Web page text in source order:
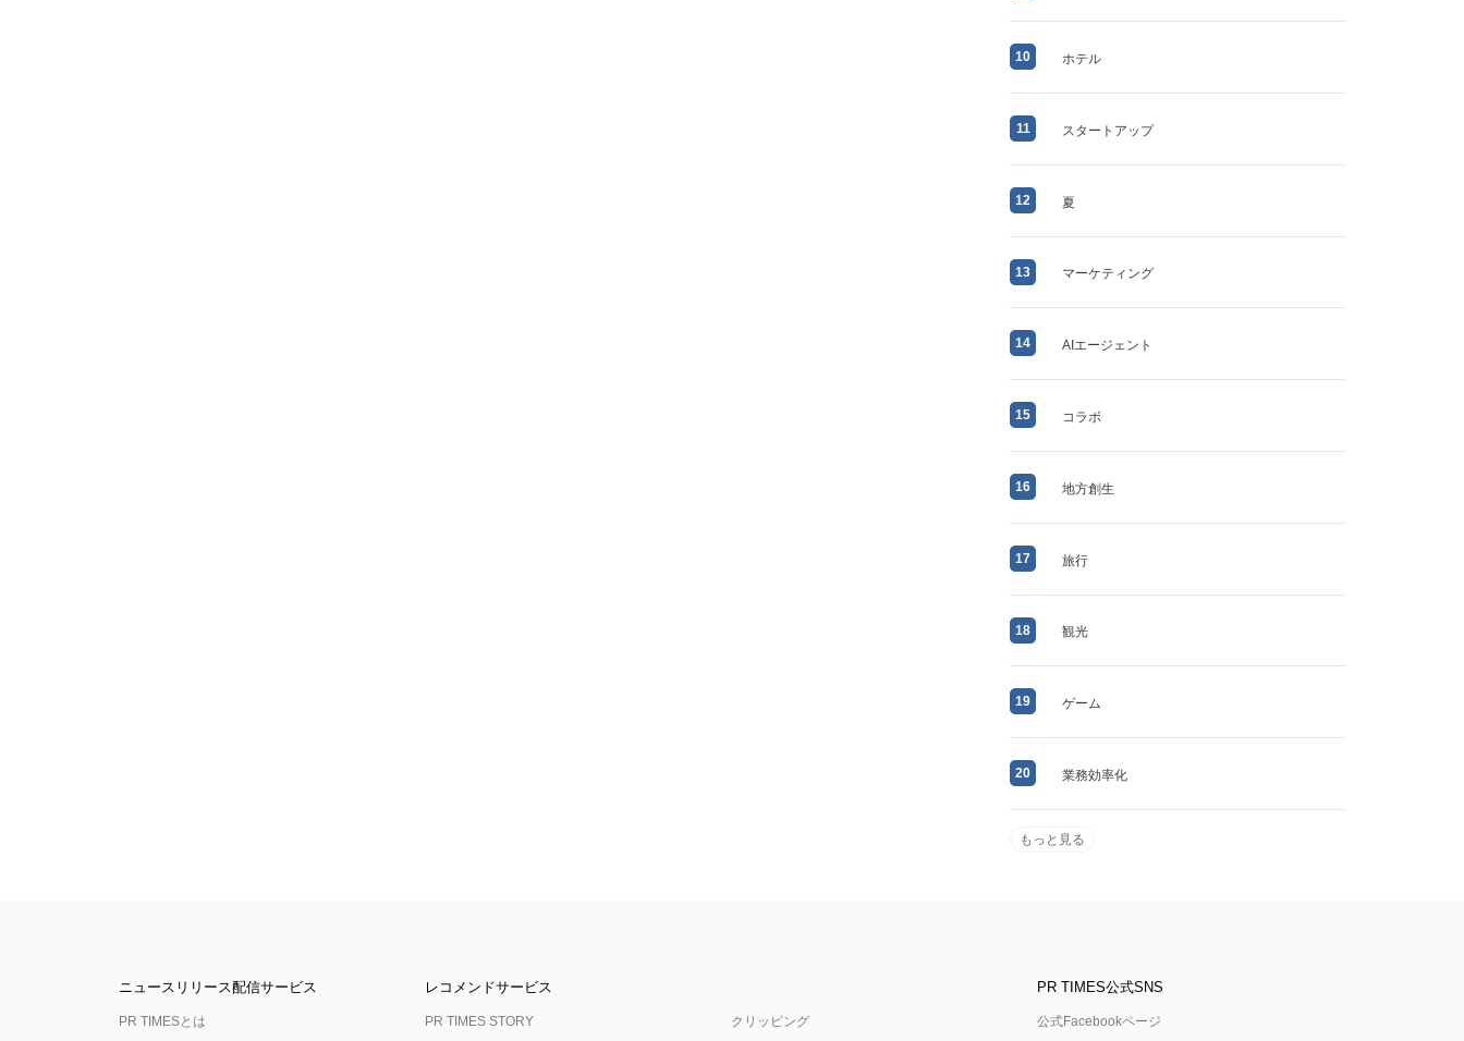
10 ホテル
11 スタートアップ
12 夏
13 マーケティング
14 AIエージェント
15 コラボ
16 地方創生
17 旅行
18 観光
19 ゲーム
20 業務効率化
もっと見る
ニュースリリース配信サービス
PR TIMESとは
レコメンドサービス
PR TIMES STORY クリッピング
PR TIMES公式SNS
公式Facebookページ